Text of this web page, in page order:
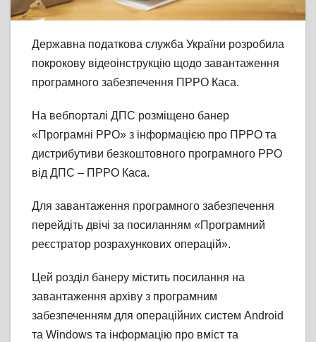
Державна податкова служба України розробила
покрокову відеоінструкцію щодо завантаження
програмного забезпечення ПРРО Каса.
На вебпорталі ДПС розміщено банер
«Програмні РРО» з інформацією про ПРРО та
дистрибутиви безкоштовного програмного РРО
від ДПС – ПРРО Каса.
Для завантаження програмного забезпечення
перейдіть двічі за посиланням «Програмний
реєстратор розрахункових операцій».
Цей розділ банеру містить посилання на
завантаження архіву з програмним
забезпеченням для операційних систем Android
та Windows та інформацію про вміст та